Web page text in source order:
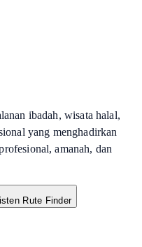
ibadah, wisata halal,
yang menghadirkan
amanah, dan
Rute Finder